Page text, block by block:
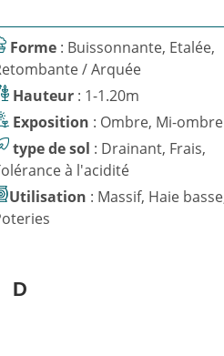
Forme : Buissonnante, Etalée,
/ Arquée
Hauteur : 1-1.20m
Exposition
: Ombre, Mi-ombre
type de sol : Drainant, Frais,
à l'acidité
Utilisation : Massif, Haie basse,
D